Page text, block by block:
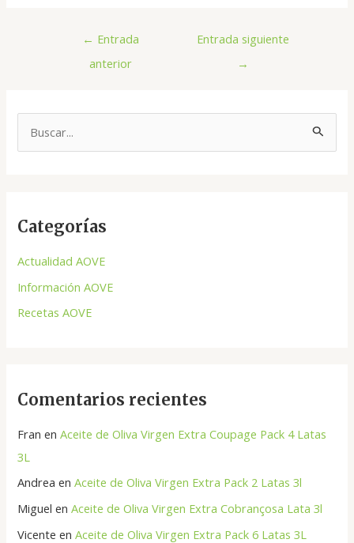
← Entrada
anterior
Entrada siguiente
→
u
a
o
r
Categorías
Actualidad AOVE
Información AOVE
Recetas AOVE
Comentarios recientes
Fran enAceite de Oliva Virgen Extra Coupage Pack 4 Latas
3L
Andrea enAceite de Oliva Virgen Extra Pack 2 Latas 3l
Miguel enAceite de Oliva Virgen Extra Cobrançosa Lata 3l
Vicente enAceite de Oliva Virgen Extra Pack 6 Latas 3L